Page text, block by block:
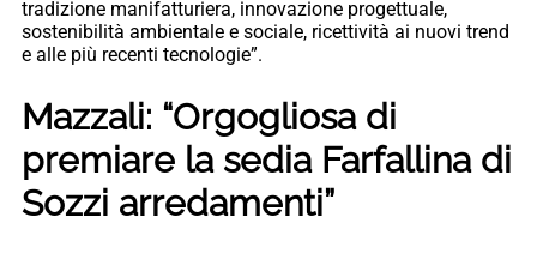
tradizione manifatturiera, innovazione progettuale,
sostenibilità ambientale e sociale, ricettività ai nuovi trend
e alle più recenti tecnologie”.
Mazzali: “Orgogliosa di
premiare la sedia Farfallina di
Sozzi arredamenti”